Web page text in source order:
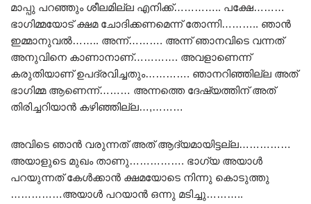
മാപ്പു പറഞ്ഞും ശീലമില്ല എനിക്ക്………….. പക്ഷേ………
ഭാഗിമ്മയോട് ക്ഷമ ചോദിക്കണമെന്ന് തോന്നി……….. ഞാൻ
ഇമ്മാനുവൽ…….. അന്ന്………. അന്ന് ഞാനവിടെ വന്നത്
അനുവിനെ കാണാനാണ്…………. അവളാണെന്ന്
കരുതിയാണ് ഉപദ്രവിച്ചതും…………. ഞാനറിഞ്ഞില്ല അത്
ഭാഗിമ്മ ആണെന്ന്……… അന്നത്തെ ദേഷ്യത്തിന് അത്
തിരിച്ചറിയാൻ കഴിഞ്ഞില്ല…,………
അവിടെ ഞാൻ വരുന്നത് അത് ആദ്യമായിട്ടല്ല……………
അയാളുടെ മുഖം താണു……………. ഭാഗ്യ അയാൾ
പറയുന്നത് കേൾക്കാൻ ക്ഷമയോടെ നിന്നു കൊടുത്തു
……………അയാൾ പറയാൻ ഒന്നു മടിച്ചു………..